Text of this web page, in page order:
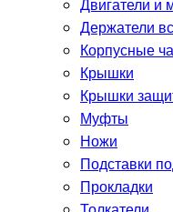
Двигатели и
Держатели
Корпусные
Крышки
Крышки
Муфты
Ножи
Подставки
Прокладки